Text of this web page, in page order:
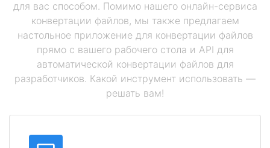
для вас способом. Помимо нашего онлайн-сервиса
конвертации файлов, мы также предлагаем
настольное приложение для конвертации файлов
прямо с вашего рабочего стола и API для
автоматической конвертации файлов для
разработчиков. Какой инструмент использовать —
решать вам!